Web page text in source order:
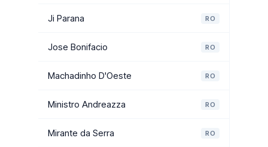
Ji Parana RO
Jose Bonifacio RO
Machadinho D'Oeste RO
Ministro Andreazza RO
Mirante da Serra RO